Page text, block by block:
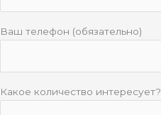
Ваш телефон (обязательно)
Какое количество интересует?